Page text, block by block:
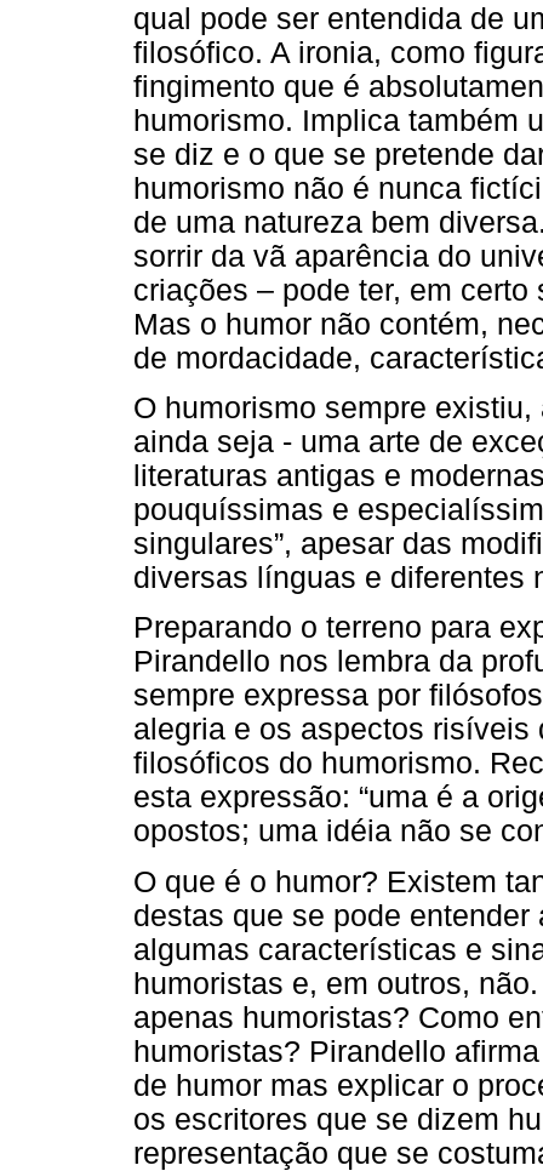
qual pode ser entendida de
filosófico. A ironia, como
fingimento que é
humorismo. Implica também
se diz e o que se pretende
humorismo não é nunca
de uma natureza bem
sorrir da vã aparência do
criações – pode ter, em
Mas o humor não contém,
de mordacidade,
O humorismo sempre
ainda seja - uma arte de
literaturas antigas e
pouquíssimas e
singulares”, apesar das
diversas línguas e diferentes
Preparando o terreno para
Pirandello nos lembra da
sempre expressa por
alegria e os aspectos risíveis
filosóficos do humorismo.
esta expressão: “uma é a
opostos; uma idéia não se
O que é o humor? Existem
destas que se pode
algumas características e
humoristas e, em outros,
apenas humoristas? Como
humoristas? Pirandello
de humor mas explicar o
os escritores que se dizem
representação que se